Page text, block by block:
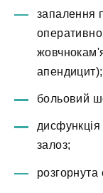
запалення
апендицит);
больовий
залоз;
розгорнута